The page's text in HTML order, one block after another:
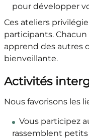
pour développer
Ces ateliers
participants.
apprend des autres
bienveillante.
Activités
Nous favorisons les
Vous participez
rassemblent